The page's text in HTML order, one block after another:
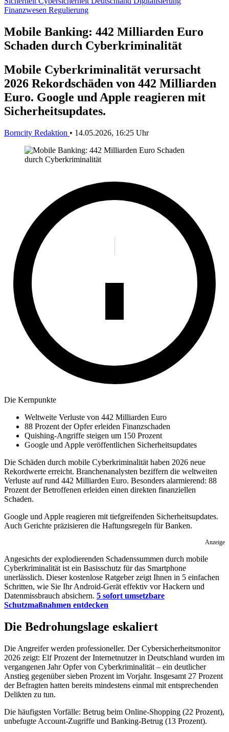
Finanzwesen Regulierung
Mobile Banking: 442 Milliarden Euro
Schaden durch Cyberkriminalität
Mobile Cyberkriminalität verursacht
2026 Rekordschäden von 442 Milliarden
Euro. Google und Apple reagieren mit
Sicherheitsupdates.
Borncity Redaktion • 14.05.2026, 16:25 Uhr
Die Kernpunkte
Weltweite Verluste von 442 Milliarden Euro
88 Prozent der Opfer erleiden Finanzschaden
Quishing-Angriffe steigen um 150 Prozent
Google und Apple veröffentlichen Sicherheitsupdates
Die Schäden durch mobile Cyberkriminalität haben 2026 neue
Rekordwerte erreicht. Branchenanalysten beziffern die weltweiten
Verluste auf rund 442 Milliarden Euro. Besonders alarmierend: 88
Prozent der Betroffenen erleiden einen direkten finanziellen
Schaden.
Google und Apple reagieren mit tiefgreifenden Sicherheitsupdates.
Auch Gerichte präzisieren die Haftungsregeln für Banken.
Anzeige
Angesichts der explodierenden Schadenssummen durch mobile
Cyberkriminalität ist ein Basisschutz für das Smartphone
unerlässlich. Dieser kostenlose Ratgeber zeigt Ihnen in 5 einfachen
Schritten, wie Sie Ihr Android-Gerät effektiv vor Hackern und
Datenmissbrauch absichern. 5 sofort umsetzbare
Schutzmaßnahmen entdecken
Die Bedrohungslage eskaliert
Die Angreifer werden professioneller. Der Cybersicherheitsmonitor
2026 zeigt: Elf Prozent der Internetnutzer in Deutschland wurden im
vergangenen Jahr Opfer von Cyberkriminalität – ein deutlicher
Anstieg gegenüber sieben Prozent im Vorjahr. Insgesamt 27 Prozent
der Befragten hatten bereits mindestens einmal mit entsprechenden
Delikten zu tun.
Die häufigsten Vorfälle: Betrug beim Online-Shopping (22 Prozent),
unbefugte Account-Zugriffe und Banking-Betrug (13 Prozent).